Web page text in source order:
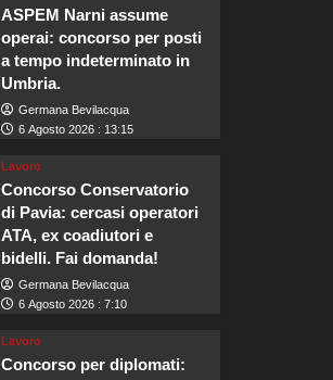
ASPEM Narni assume
operai: concorso per posti
a tempo indeterminato in
Umbria.
Germana Bevilacqua
6 Agosto 2026 : 13:15
Lavoro
Concorso Conservatorio
di Pavia: cercasi operatori
ATA, ex coadiutori e
bidelli. Fai domanda!
Germana Bevilacqua
6 Agosto 2026 : 7:10
Lavoro
Concorso per diplomati: